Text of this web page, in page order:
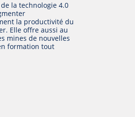
de la technologie 4.0
la productivité du
Elle offre aussi au
mines de nouvelles
formation tout